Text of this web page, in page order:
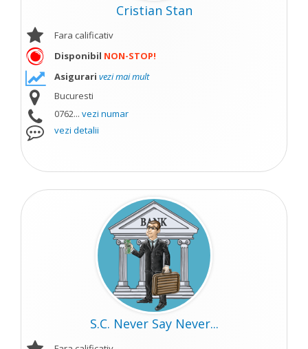
Cristian Stan
Fara calificativ
Disponibil NON-STOP!
Asigurari vezi mai mult
Bucuresti
0762... vezi numar
vezi detalii
S.C. Never Say Never...